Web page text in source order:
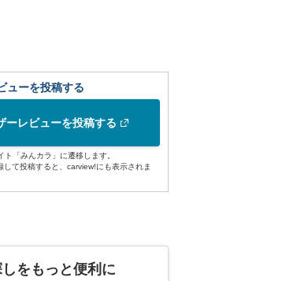
ューを投稿する
ーレビューを投稿する
「みんカラ」に遷移します。
して投稿すると、carview!にも表示されま
をもっと便利に